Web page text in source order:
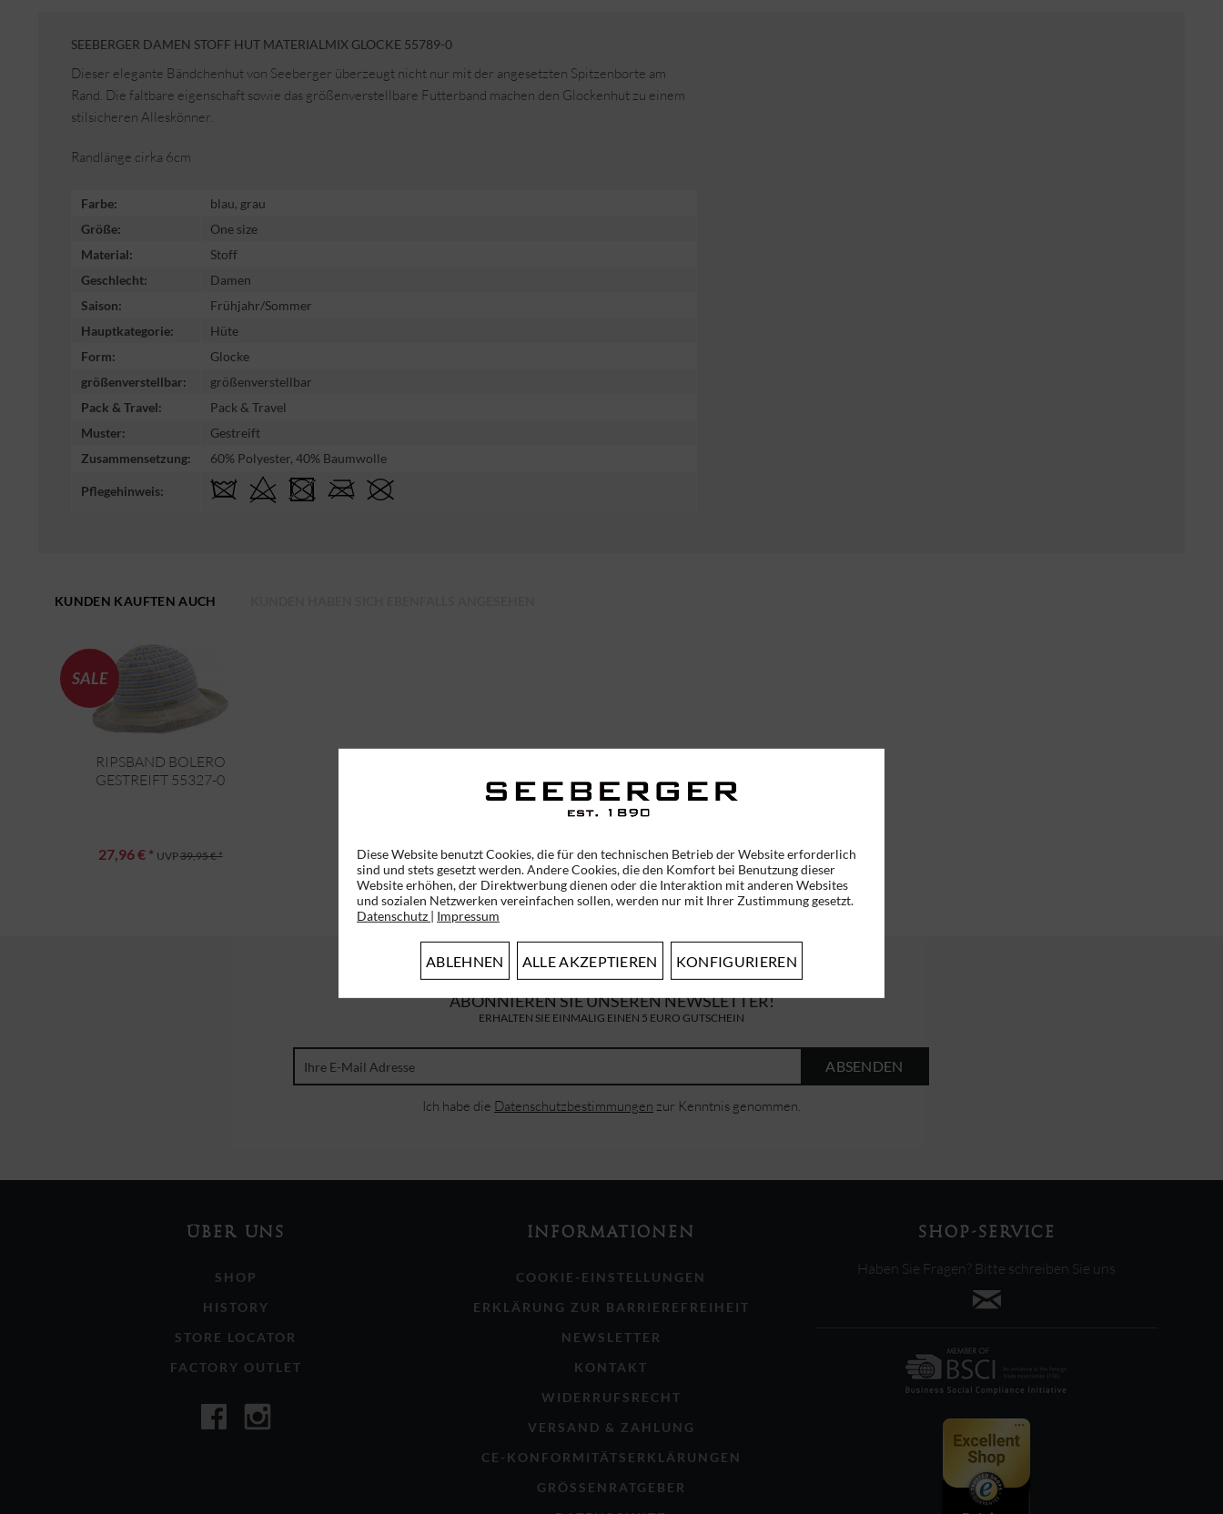
SEEBERGER DAMEN STOFF HUT MATERIALMIX GLOCKE 55789-0
Dieser elegante Bändchenhut von Seeberger überzeugt nicht nur mit der angesetzten Spitzenborte am
Rand. Die faltbare eigenschaft sowie das größenverstellbare Futterband machen den Glockenhut zu einem
stilsicheren Alleskönner.
Randlänge cirka 6cm
Farbe:
blau, grau
Größe:
One size
Material:
Stoff
Geschlecht:
Damen
Saison:
Frühjahr/Sommer
Hauptkategorie:
Hüte
Form:
Glocke
größenverstellbar:
größenverstellbar
Pack & Travel:
Pack & Travel
Muster:
Gestreift
Zusammensetzung:
60% Polyester, 40% Baumwolle
Pflegehinweis:
KUNDEN KAUFTEN AUCH
SALE
RIPSBAND BOLERO
GESTREIFT 55327-0
27,96 € * UVP39,95 € *
ABONNIEREN SIE UNSEREN NEWSLETTER!
ERHALTEN SIE EINMALIG EINEN 5 EURO GUTSCHEIN
ABSENDEN
Ich habe die Datenschutzbestimmungen zur Kenntnis genommen.
ÜBER UNS
SHOP
HISTORY
STORE LOCATOR
FACTORY OUTLET
INFORMATIONEN
COOKIE-EINSTELLUNGEN
ERKLÄRUNG ZUR BARRIEREFREIHEIT
NEWSLETTER
KONTAKT
WIDERRUFSRECHT
VERSAND & ZAHLUNG
CE-KONFORMITÄTSERKLÄRUNGEN
GRÖSSENRATGEBER
SHOP-SERVICE
Haben Sie Fragen? Bitte schreiben Sie uns
Diese Website benutzt Cookies, die für den technischen Betrieb der Website erforderlich
sind und stets gesetzt werden. Andere Cookies, die den Komfort bei Benutzung dieser
Website erhöhen, der Direktwerbung dienen oder die Interaktion mit anderen Websites
und sozialen Netzwerken vereinfachen sollen, werden nur mit Ihrer Zustimmung gesetzt.
Datenschutz | Impressum
ABLEHNEN ALLE AKZEPTIEREN KONFIGURIEREN